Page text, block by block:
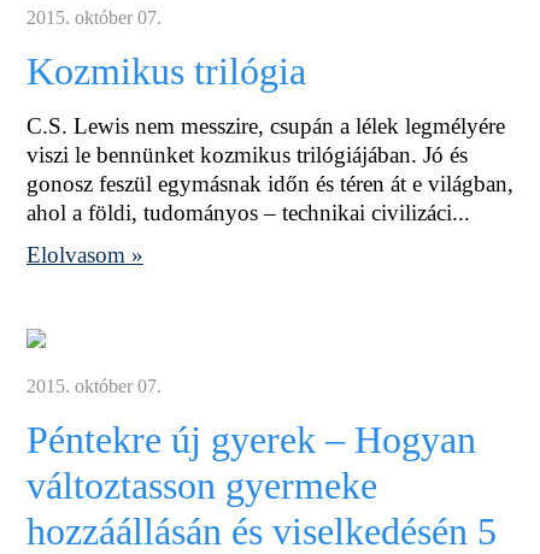
2015. október 07.
Kozmikus trilógia
C.S. Lewis nem messzire, csupán a lélek legmélyére
viszi le bennünket kozmikus trilógiájában. Jó és
gonosz feszül egymásnak időn és téren át e világban,
ahol a földi, tudományos – technikai civilizáci...
Elolvasom »
2015. október 07.
Péntekre új gyerek – Hogyan
változtasson gyermeke
hozzáállásán és viselkedésén 5